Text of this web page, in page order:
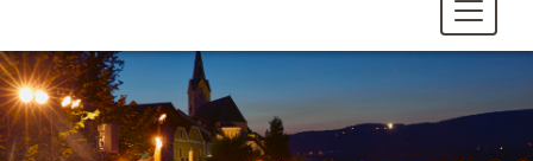
Mobile